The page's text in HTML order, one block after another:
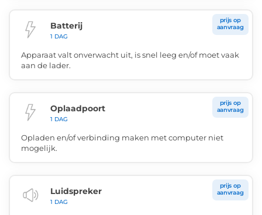
Batterij
1 DAG
prijs op
aanvraag
Apparaat valt onverwacht uit, is snel leeg en/of moet vaak
aan de lader.
Oplaadpoort
1 DAG
prijs op
aanvraag
Opladen en/of verbinding maken met computer niet
mogelijk.
Luidspreker
1 DAG
prijs op
aanvraag